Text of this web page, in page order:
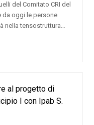
del Comitato CRI del
da oggi le persone
nella tensostruttura…
al progetto di
I con Ipab S.